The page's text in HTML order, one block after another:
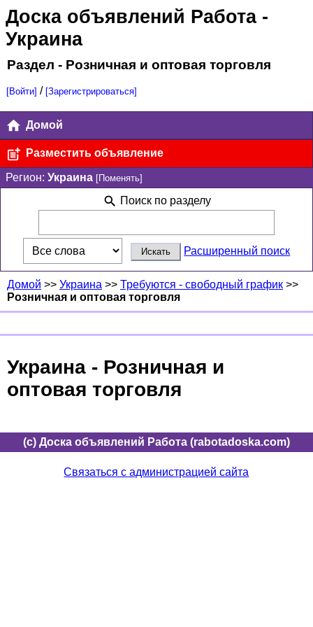
Доска объявлений Работа-
Украина
Раздел - Розничная и оптовая торговля
[Войти] / [Зарегистрироваться]
Домой
Разместить объявление
Регион: Украина [Поменять]
Поиск по разделу
Расширенный поиск
Домой >> Украина >> Требуются - свободный график >>
Розничная и оптовая торговля
Украина - Розничная и
оптовая торговля
(c) Доска объявлений Работа (rabotadoska.com)
Связаться с администрацией сайта